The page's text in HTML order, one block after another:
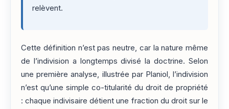
relèvent.
Cette définition n’est pas neutre, car la nature même
de l’indivision a longtemps divisé la doctrine. Selon
une première analyse, illustrée par Planiol, l’indivision
n’est qu’une simple co-titularité du droit de propriété
: chaque indivisaire détient une fraction du droit sur le